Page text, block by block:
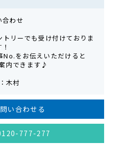
合わせ
リーでも受け付けておりま
No.をお伝えいただけると
内できます♪
木村
い合わせる
777-277